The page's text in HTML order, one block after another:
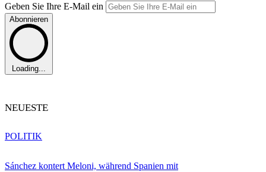
Geben Sie Ihre E-Mail ein
Abonnieren
Loading...
NEUESTE
Sánchez kontert Meloni, während Spanien mit
POLITIK